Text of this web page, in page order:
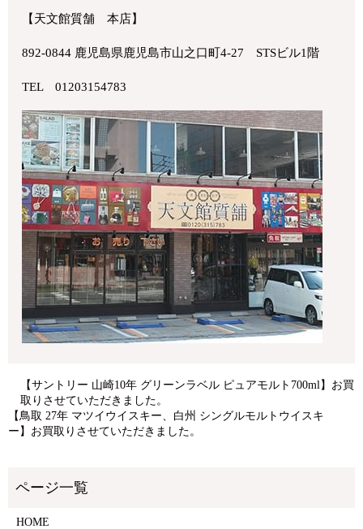
【天文館質舗 本店】
892-0844 鹿児島県鹿児島市山之口町4-27 STSビル1階
TEL 01203154783
【サントリー 山崎10年 グリーンラベル ピュアモルト700ml】お買
取りさせていただきました。
【鳥取 27年 マツイウイスキー、白州 シングルモルトウイスキ
ー】お買取りさせていただきました。
HOME